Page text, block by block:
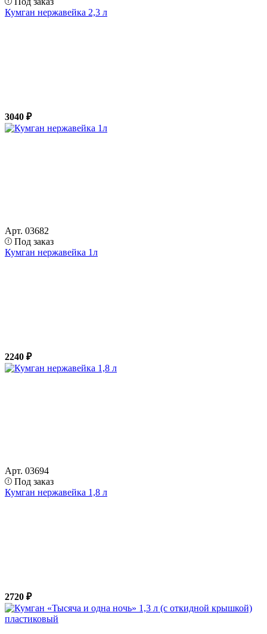
Кумган нержавейка 2,3 л
3040 ₽
Арт. 03682
Под заказ
Кумган нержавейка 1л
2240 ₽
Арт. 03694
Под заказ
Кумган нержавейка 1,8 л
2720 ₽